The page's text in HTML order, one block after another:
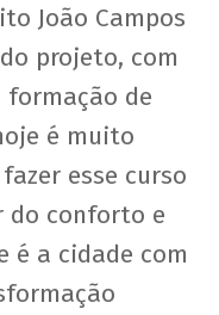
João Campos
projeto, com
de
é muito
esse curso
do conforto e
é a cidade com